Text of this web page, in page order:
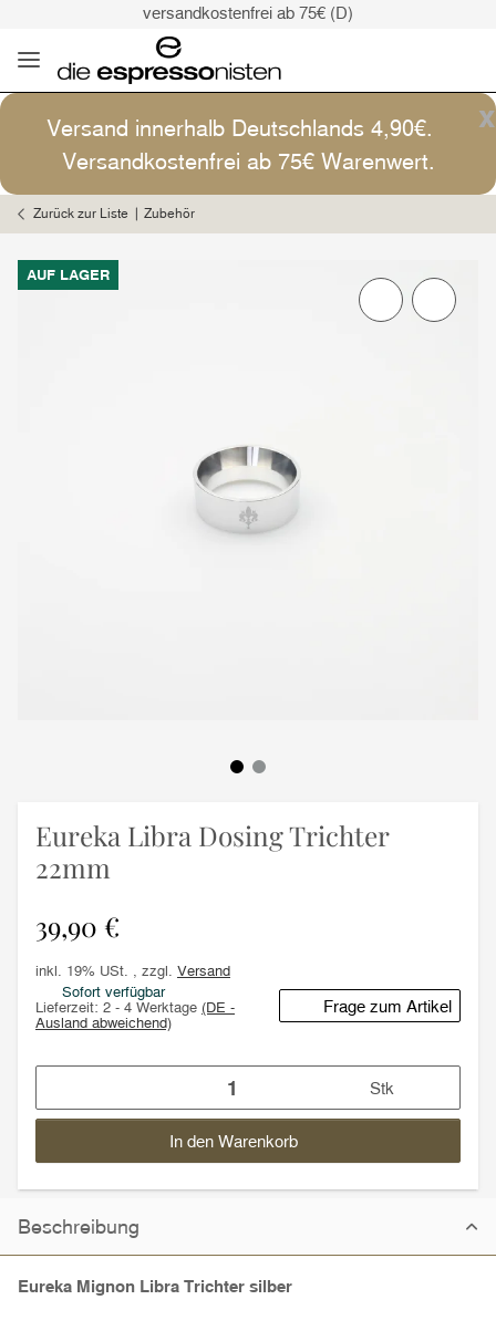
versandkostenfrei ab 75€ (D)
Versand: 4,90€ (D)
versandkostenfrei ab 75€ (D)
Kaffee ist Kunst
x
Versand innerhalb Deutschlands 4,90€.
Versandkostenfrei ab 75€ Warenwert.
Zurück zur Liste Zubehör
AUF LAGER
Eureka Libra Dosing Trichter
22mm
39,90 €
inkl. 19% USt. , zzgl. Versand
Sofort verfügbar
Lieferzeit: 2 - 4 Werktage (DE -
Ausland abweichend)
Frage zum Artikel
Stk
In den Warenkorb
Beschreibung
Eureka Mignon Libra Trichter silber